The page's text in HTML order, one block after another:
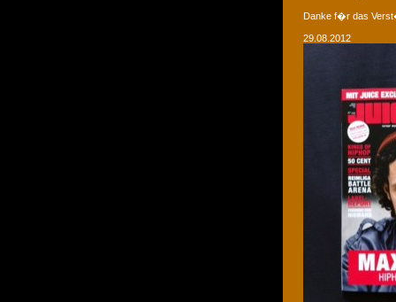
Danke f�r das
29.08.2012